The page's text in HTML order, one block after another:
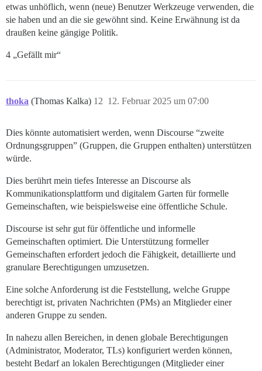
etwas unhöflich, wenn (neue) Benutzer Werkzeuge verwenden, die
sie haben und an die sie gewöhnt sind. Keine Erwähnung ist da
draußen keine gängige Politik.
4 „Gefällt mir“
thoka (Thomas Kalka) 12. Februar 2025 um 07:00
12
Dies könnte automatisiert werden, wenn Discourse “zweite
Ordnungsgruppen” (Gruppen, die Gruppen enthalten) unterstützen
würde.
Dies berührt mein tiefes Interesse an Discourse als
Kommunikationsplattform und digitalem Garten für formelle
Gemeinschaften, wie beispielsweise eine öffentliche Schule.
Discourse ist sehr gut für öffentliche und informelle
Gemeinschaften optimiert. Die Unterstützung formeller
Gemeinschaften erfordert jedoch die Fähigkeit, detaillierte und
granulare Berechtigungen umzusetzen.
Eine solche Anforderung ist die Feststellung, welche Gruppe
berechtigt ist, privaten Nachrichten (PMs) an Mitglieder einer
anderen Gruppe zu senden.
In nahezu allen Bereichen, in denen globale Berechtigungen
(Administrator, Moderator, TLs) konfiguriert werden können,
besteht Bedarf an lokalen Berechtigungen (Mitglieder einer